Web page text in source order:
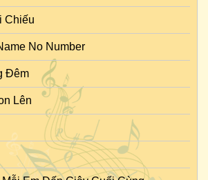
Chiếu
No Number
Đêm
Lên